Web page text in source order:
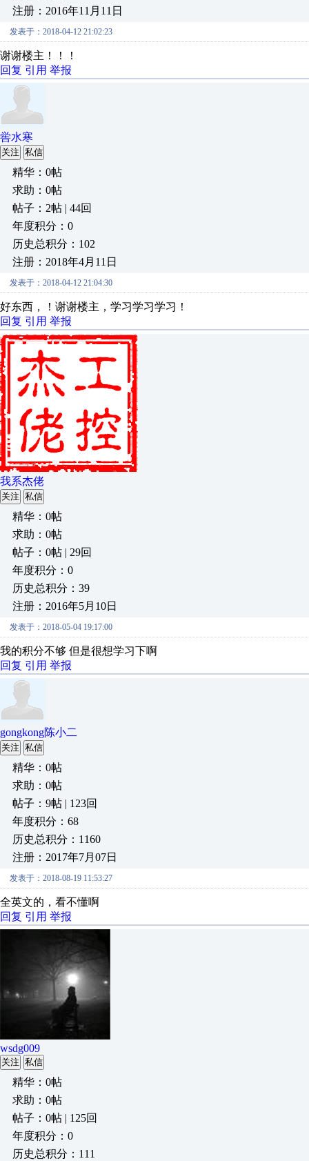
注册：2016年11月11日
发表于：2018-04-12 21:02:23
谢谢楼主！！！
回复 引用 举报
喾水寒
关注 私信
精华：0帖
求助：0帖
帖子：2帖 | 44回
年度积分：0
历史总积分：102
注册：2018年4月11日
发表于：2018-04-12 21:04:30
好东西，！谢谢楼主，学习学习学习！
回复 引用 举报
我系杰佬
关注 私信
精华：0帖
求助：0帖
帖子：0帖 | 29回
年度积分：0
历史总积分：39
注册：2016年5月10日
发表于：2018-05-04 19:17:00
我的积分不够 但是很想学习下啊
回复 引用 举报
gongkong陈小二
关注 私信
精华：0帖
求助：0帖
帖子：9帖 | 123回
年度积分：68
历史总积分：1160
注册：2017年7月07日
发表于：2018-08-19 11:53:27
全英文的，看不懂啊
回复 引用 举报
wsdg009
关注 私信
精华：0帖
求助：0帖
帖子：0帖 | 125回
年度积分：0
历史总积分：111